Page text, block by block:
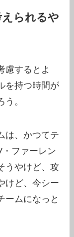
られるや
慮するとよ
を持つ時間が
。
は、かつてテ
ファーレン
うやけど、攻
けど、今シー
ームになっと